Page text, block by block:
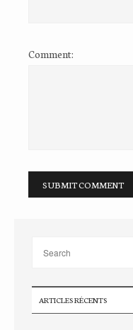
Comment:
ARTICLES RÉCENTS